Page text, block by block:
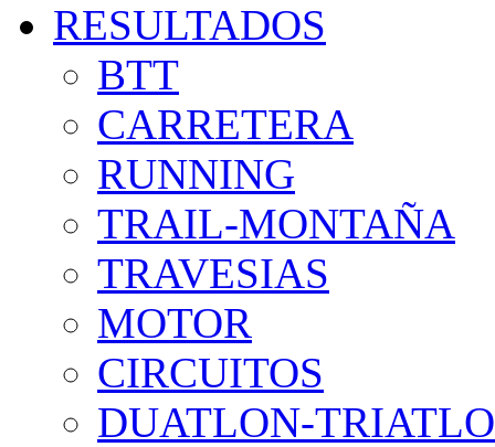
RESULTADOS
BTT
CARRETERA
RUNNING
TRAIL-MONTAÑA
TRAVESIAS
MOTOR
CIRCUITOS
DUATLON-